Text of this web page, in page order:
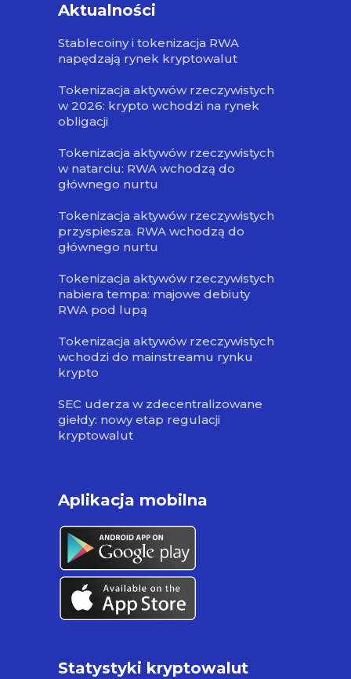
Aktualności
Stablecoiny i tokenizacja RWA
napędzają rynek kryptowalut
Tokenizacja aktywów rzeczywistych
w 2026: krypto wchodzi na rynek
obligacji
Tokenizacja aktywów rzeczywistych
w natarciu: RWA wchodzą do
głównego nurtu
Tokenizacja aktywów rzeczywistych
przyspiesza. RWA wchodzą do
głównego nurtu
Tokenizacja aktywów rzeczywistych
nabiera tempa: majowe debiuty
RWA pod lupą
Tokenizacja aktywów rzeczywistych
wchodzi do mainstreamu rynku
krypto
SEC uderza w zdecentralizowane
giełdy: nowy etap regulacji
kryptowalut
Aplikacja mobilna
Statystyki kryptowalut